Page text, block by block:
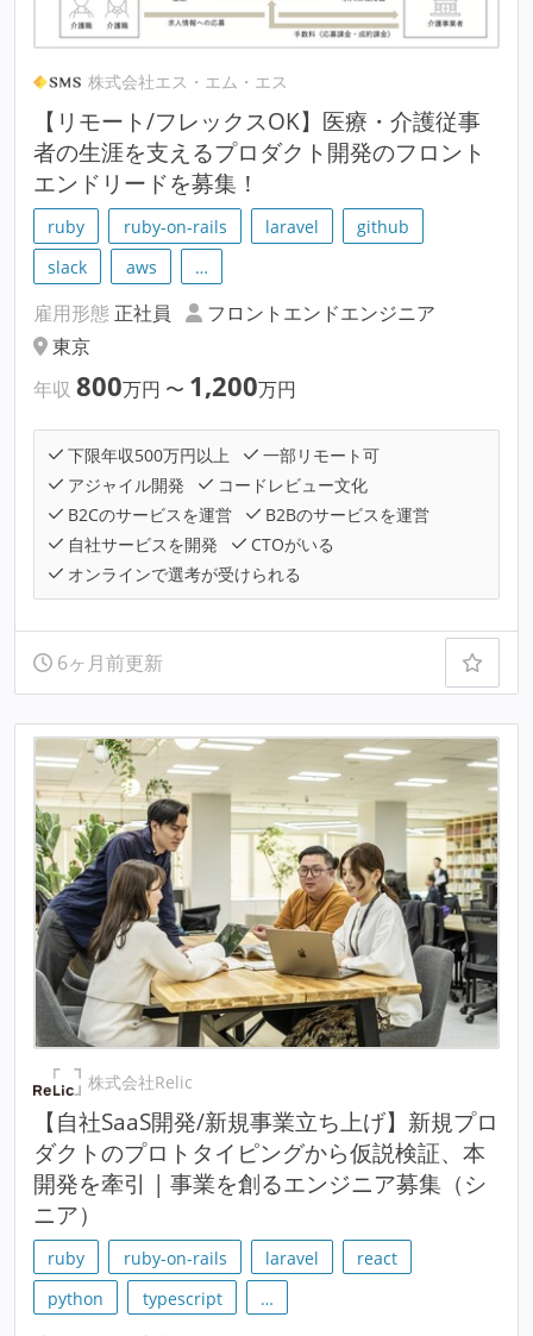
株式会社エス・エム・エス
【リモート/フレックスOK】医療・介護従事
者の生涯を支えるプロダクト開発のフロント
エンドリードを募集！
ruby ruby-on-rails laravel
github
slack
aws …
雇用形態 正社員
フロントエンドエンジニア
東京
年収 800万円 〜 1,200万円
下限年収500万円以上
一部リモート可
アジャイル開発
コードレビュー文化
B2Cのサービスを運営
B2Bのサービスを運営
自社サービスを開発
CTOがいる
オンラインで選考が受けられる
6ヶ月前更新
株式会社Relic
【自社SaaS開発/新規事業立ち上げ】新規プロ
ダクトのプロトタイピングから仮説検証、本
開発を牽引 | 事業を創るエンジニア募集（シ
ニア）
ruby ruby-on-rails laravel
react
python
typescript …